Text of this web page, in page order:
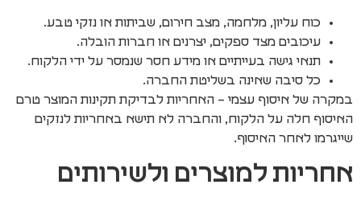
כוח עליון, מלחמה, מצב חירום, שביתות או נזקי טבע.
עיכובים מצד ספקים, יצרנים או חברות הובלה.
תנאי גישה בעייתיים או מידע חסר שנמסר על ידי הלקוח.
כל סיבה שאינה בשליטת החברה.
במקרה של איסוף עצמי – האחריות לבדיקת תקינות המוצר טרם
האיסוף חלה על הלקוח, והחברה לא תישא באחריות לנזקים
שייגרמו לאחר האיסוף.
אחריות למוצרים ולשירותים